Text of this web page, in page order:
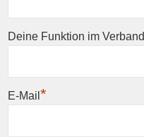
Deine Funktion im Verband
E-Mail *